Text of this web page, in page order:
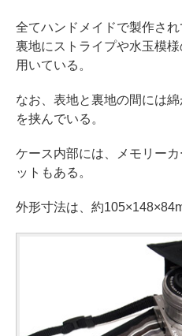
全てハンドメイドで製作され
裏地にストライプや水玉模
用いている。
なお、表地と裏地の間には
を挟んでいる。
ケース内部には、メモリー
ットもある。
外形寸法は、約